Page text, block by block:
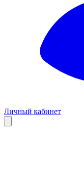
Личный кабинет